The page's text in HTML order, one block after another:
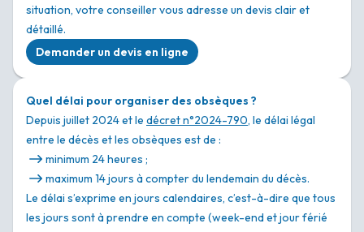
situation, votre conseiller vous adresse un devis clair et
détaillé.
Demander un devis en ligne
Quel délai pour organiser des obsèques ?
Depuis juillet 2024 et le décret n°2024-790, le délai légal
entre le décès et les obsèques est de :
minimum 24 heures ;
maximum 14 jours à compter du lendemain du décès.
Le délai s’exprime en jours calendaires, c’est-à-dire que tous
les jours sont à prendre en compte (week-end et jour férié